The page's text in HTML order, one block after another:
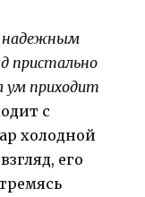
надежным
пристально
ум приходит
с
холодной
его